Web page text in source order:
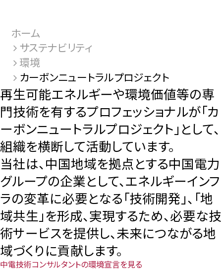
ホーム
サステナビリティ
環境
カーボンニュートラルプロジェクト
再生可能エネルギーや環境価値等の専
門技術を有するプロフェッショナルが「カ
ーボンニュートラルプロジェクト」として、
組織を横断して活動しています。
当社は、中国地域を拠点とする中国電力
グループの企業として、エネルギーインフ
ラの変革に必要となる「技術開発」、「地
域共生」を形成、実現するため、必要な技
術サービスを提供し、未来につながる地
域づくりに貢献します。
中電技術コンサルタントの環境宣言を見る